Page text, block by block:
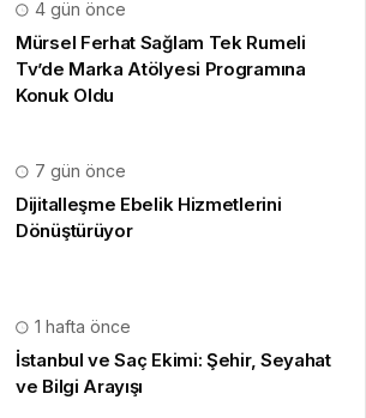
4 gün önce
Mürsel Ferhat Sağlam Tek Rumeli
Tv’de Marka Atölyesi Programına
Konuk Oldu
7 gün önce
Dijitalleşme Ebelik Hizmetlerini
Dönüştürüyor
1 hafta önce
İstanbul ve Saç Ekimi: Şehir, Seyahat
ve Bilgi Arayışı